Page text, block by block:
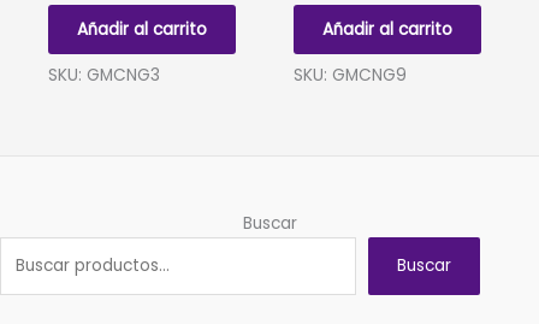
NEGRO
cantidad
Añadir al carrito
SKU: GMCNG3
NEGRO
cantidad
Añadir al carrito
SKU: GMCNG9
Buscar
Buscar